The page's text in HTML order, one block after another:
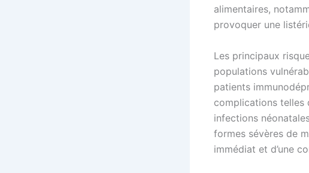
alimentaires,
provoquer une
Les principaux
populations
patients
complications telles
infections
formes sévères de
immédiat et d’une